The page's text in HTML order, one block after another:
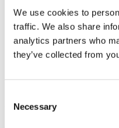
We use cookies to
traffic. We also share
analytics partners who
they’ve collected from
Selection
Necessary
Parkway, Mountain View,
podatkov najdete na
http://www.google.com/intl/
Radi bi vam omogočili, da
vaše vedenje pri deskanju